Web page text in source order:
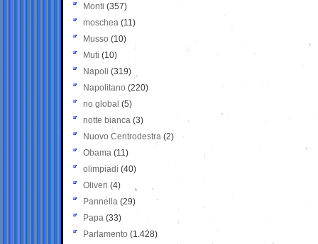
Monti (357)
moschea (11)
Musso (10)
Muti (10)
Napoli (319)
Napolitano (220)
no global (5)
notte bianca (3)
Nuovo Centrodestra (2)
Obama (11)
olimpiadi (40)
Oliveri (4)
Pannella (29)
Papa (33)
Parlamento (1.428)